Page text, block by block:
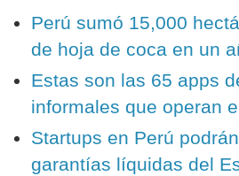
Perú sumó 15,000
de hoja de coca en un
Estas son las 65 apps
informales que operan
Startups en Perú
garantías líquidas del